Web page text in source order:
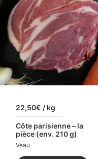
22,50€ / kg
Côte parisienne – la
pièce (env. 210 g)
Veau